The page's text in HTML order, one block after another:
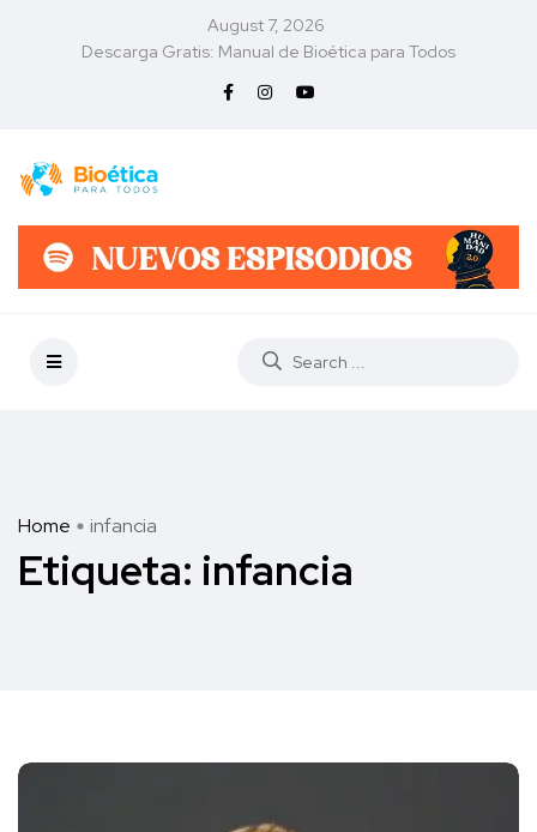
August 7, 2026
Descarga Gratis: Manual de Bioética para Todos
Home infancia
Etiqueta: infancia